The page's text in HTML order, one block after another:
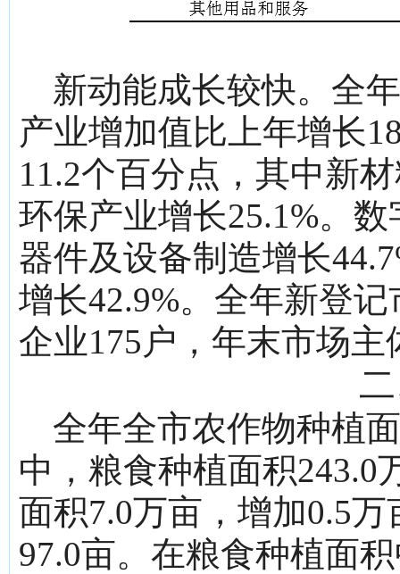
新动能成长较快。全
产业增加值比上年增长
11.2个百分点，其中新
环保产业增长25.1%。
器件及设备制造增长
增长42.9%。全年新登
企业175户，年末市场主
全年全市农作物种植
中，粮食种植面积243.0
面积7.0万亩，增加0.5
97.0亩。在粮食种植面